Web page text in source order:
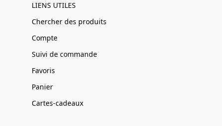
LIENS UTILES
Chercher des produits
Compte
Suivi de commande
Favoris
Panier
Cartes-cadeaux